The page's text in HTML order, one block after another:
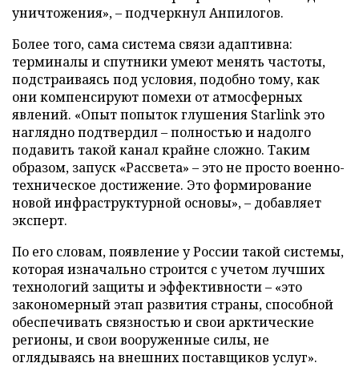
уничтожения», – подчеркнул Анпилогов.
Более того, сама система связи адаптивна:
терминалы и спутники умеют менять частоты,
подстраиваясь под условия, подобно тому, как
они компенсируют помехи от атмосферных
явлений. «Опыт попыток глушения Starlink это
наглядно подтвердил – полностью и надолго
подавить такой канал крайне сложно. Таким
образом, запуск «Рассвета» – это не просто военно-
техническое достижение. Это формирование
новой инфраструктурной основы», – добавляет
эксперт.
По его словам, появление у России такой системы,
которая изначально строится с учетом лучших
технологий защиты и эффективности – «это
закономерный этап развития страны, способной
обеспечивать связностью и свои арктические
регионы, и свои вооруженные силы, не
оглядываясь на внешних поставщиков услуг».